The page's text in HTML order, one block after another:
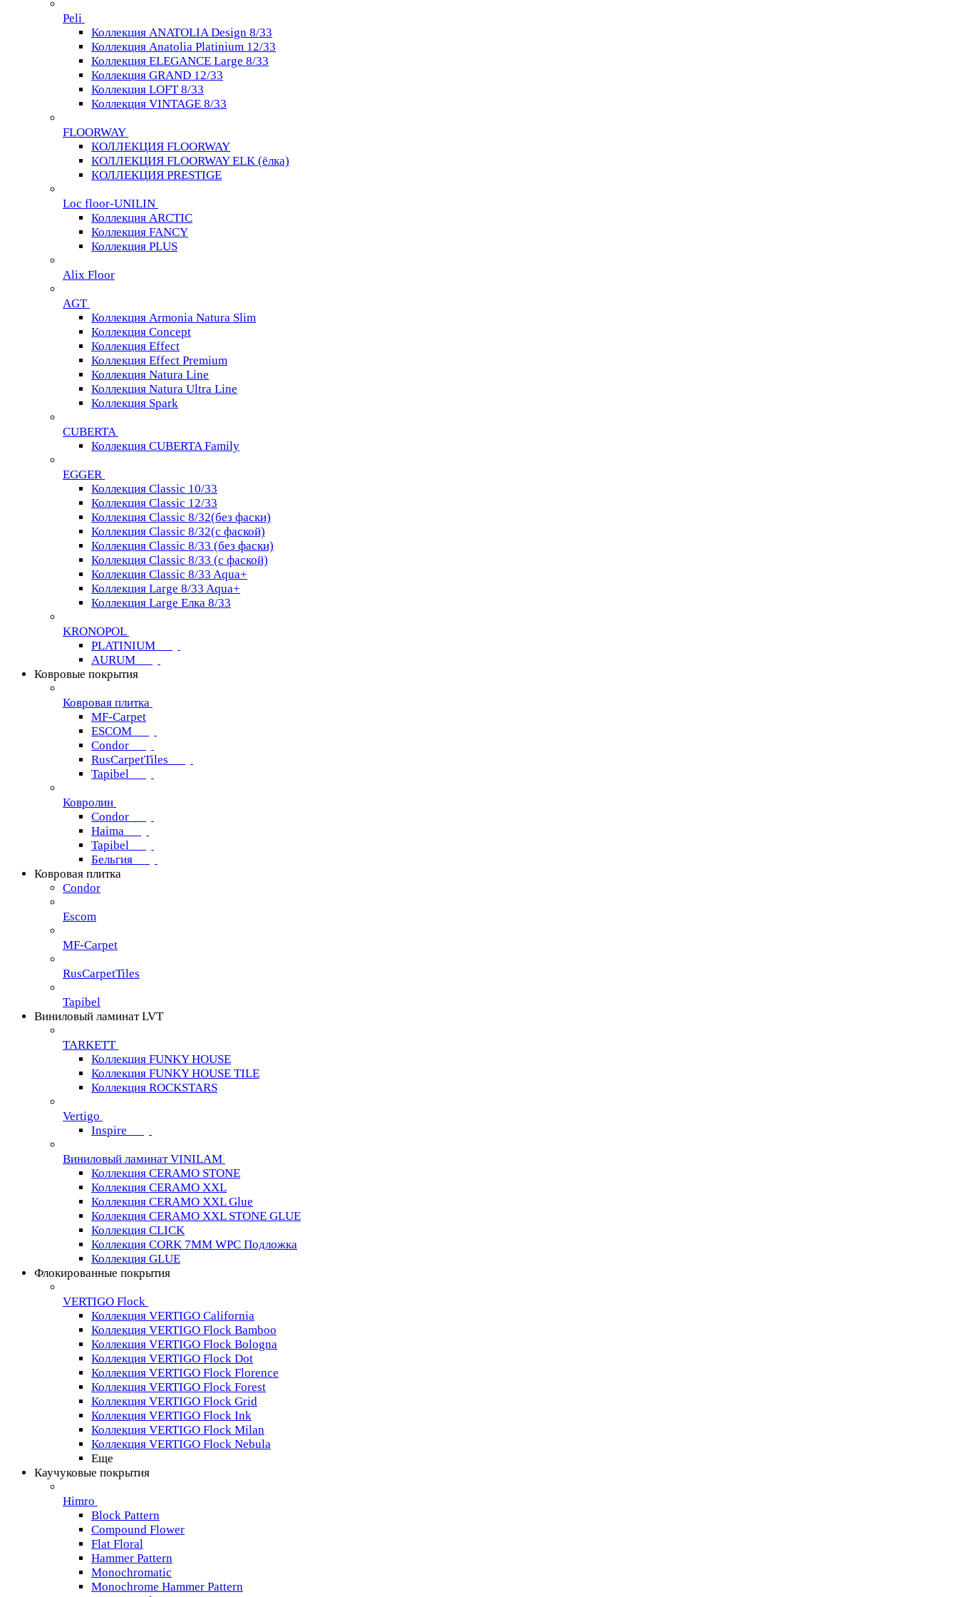
Peli
Коллекция ANATOLIA Design 8/33
Коллекция Anatolia Platinium 12/33
Коллекция ELEGANCE Large 8/33
Коллекция GRAND 12/33
Коллекция LOFT 8/33
Коллекция VINTAGE 8/33
FLOORWAY
КОЛЛЕКЦИЯ FLOORWAY
КОЛЛЕКЦИЯ FLOORWAY ELK (ёлка)
КОЛЛЕКЦИЯ PRESTIGE
Loс floor-UNILIN
Коллекция ARCTIС
Коллекция FANCY
Коллекция PLUS
Alix Floor
AGT
Коллекция Armonia Natura Slim
Коллекция Concept
Коллекция Effect
Коллекция Effect Premium
Коллекция Natura Line
Коллекция Natura Ultra Line
Коллекция Spark
CUBERTA
Коллекция CUBERTA Family
EGGER
Коллекция Classic 10/33
Коллекция Classic 12/33
Коллекция Classic 8/32(без фаски)
Коллекция Classic 8/32(с фаской)
Коллекция Classic 8/33 (без фаски)
Коллекция Classic 8/33 (с фаской)
Коллекция Classic 8/33 Aqua+
Коллекция Large 8/33 Aqua+
Коллекция Large Елка 8/33
KRONOPOL
PLATINIUM
AURUM
Ковровые покрытия
Ковровая плитка
MF-Carpet
ESCOM
Condor
RusCarpetTiles
Tapibel
Ковролин
Condor
Haima
Tapibel
Бельгия
Ковровая плитка
Condor
Escom
MF-Carpet
RusCarpetTiles
Tapibel
Виниловый ламинат LVT
TARKETT
Коллекция FUNKY HOUSE
Коллекция FUNKY HOUSE TILE
Коллекция ROCKSTARS
Vertigo
Inspire
Виниловый ламинат VINILAM
Коллекция CERAMO STONE
Коллекция CERAMO XXL
Коллекция CERAMO XXL Glue
Коллекция CERAMO XXL STONE GLUE
Коллекция CLICK
Коллекция CORK 7MM WPC Подложка
Коллекция GLUE
Флокированные покрытия
VERTIGO Flock
Коллекция VERTIGO California
Коллекция VERTIGO Flock Bamboo
Коллекция VERTIGO Flock Bologna
Коллекция VERTIGO Flock Dot
Коллекция VERTIGO Flock Florence
Коллекция VERTIGO Flock Forest
Коллекция VERTIGO Flock Grid
Коллекция VERTIGO Flock Ink
Коллекция VERTIGO Flock Milan
Коллекция VERTIGO Flock Nebula
Еще
Каучуковые покрытия
Himro
Block Pattern
Compound Flower
Flat Floral
Hammer Pattern
Monochromatic
Monochrome Hammer Pattern